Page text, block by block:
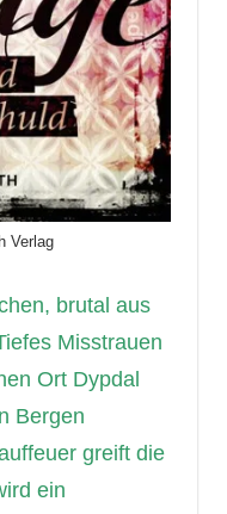
Verlag
brutal aus
Misstrauen
Ort Dypdal
Bergen
greift die
ein